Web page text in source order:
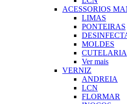
ACESSORIOS
LIMAS
PONTEIRAS
MOLDES
CUTELARIA
Ver mais
VERNIZ
ANDREIA
LCN
FLORMAR